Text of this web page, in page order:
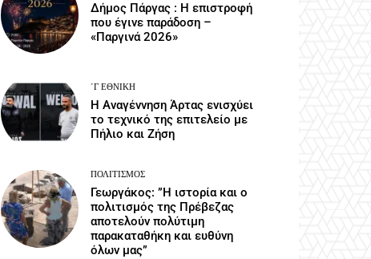
Δήμος Πάργας : Η επιστροφή
που έγινε παράδοση –
«Παργινά 2026»
΄Γ ΕΘΝΙΚΉ
Η Αναγέννηση Άρτας ενισχύει
το τεχνικό της επιτελείο με
Πήλιο και Ζήση
ΠΟΛΙΤΙΣΜΌΣ
Γεωργάκος: ”Η ιστορία και ο
πολιτισμός της Πρέβεζας
αποτελούν πολύτιμη
παρακαταθήκη και ευθύνη
όλων μας”